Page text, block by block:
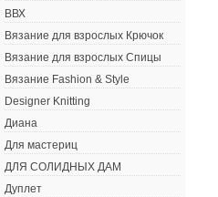
ВВХ
Вязание для взрослых Крючок
Вязание для взрослых Спицы
Вязание Fashion & Style
Designer Knitting
Диана
Для мастериц
ДЛЯ СОЛИДНЫХ ДАМ
Дуплет